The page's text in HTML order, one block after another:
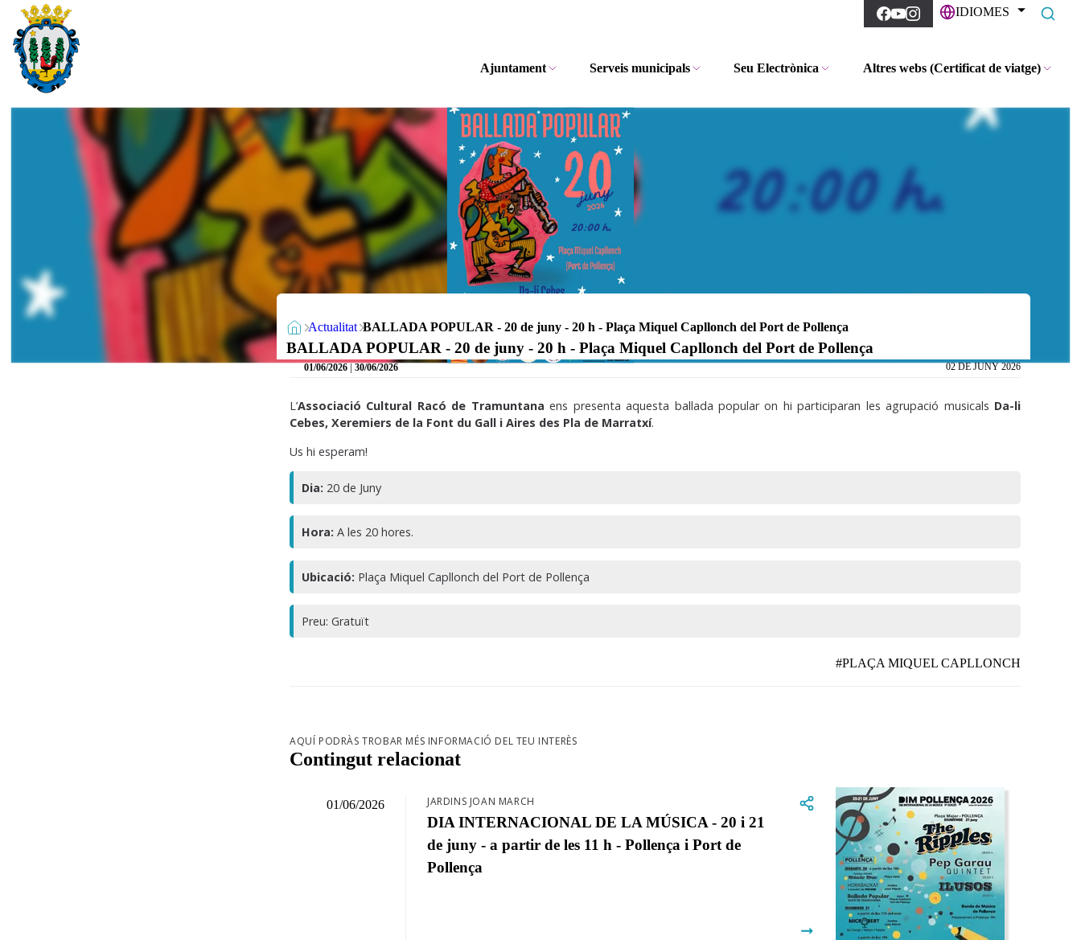
IDIOMES
Ajuntament Serveis municipals Seu Electrònica Altres webs (Certificat de viatge)
Actualitat BALLADA POPULAR - 20 de juny - 20 h - Plaça Miquel Capllonch del Port de Pollença
BALLADA POPULAR - 20 de juny - 20 h - Plaça Miquel Capllonch del Port de Pollença
01/06/2026|30/06/2026 02 DE JUNY 2026
L’Associació Cultural Racó de Tramuntana ens presenta aquesta ballada popular on hi participaran les agrupació musicals Da-li
Cebes, Xeremiers de la Font du Gall i Aires des Pla de Marratxí.
Us hi esperam!
Dia: 20 de Juny
Hora: A les 20 hores.
Ubicació: Plaça Miquel Capllonch del Port de Pollença
Preu:Gratuït
#PLAÇA MIQUEL CAPLLONCH
AQUÍ PODRÀS TROBAR MÉS INFORMACIÓ DEL TEU INTERÈS
Contingut relacionat
01/06/2026 JARDINS JOAN MARCH
DIA INTERNACIONAL DE LA MÚSICA - 20 i 21
de juny - a partir de les 11 h - Pollença i Port de
Pollença
➞